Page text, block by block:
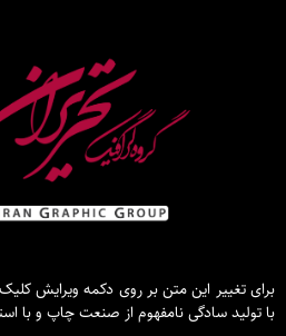
برای تغییر این متن بر روی دکمه ویرایش
با تولید سادگی نامفهوم از صنعت چاپ و با